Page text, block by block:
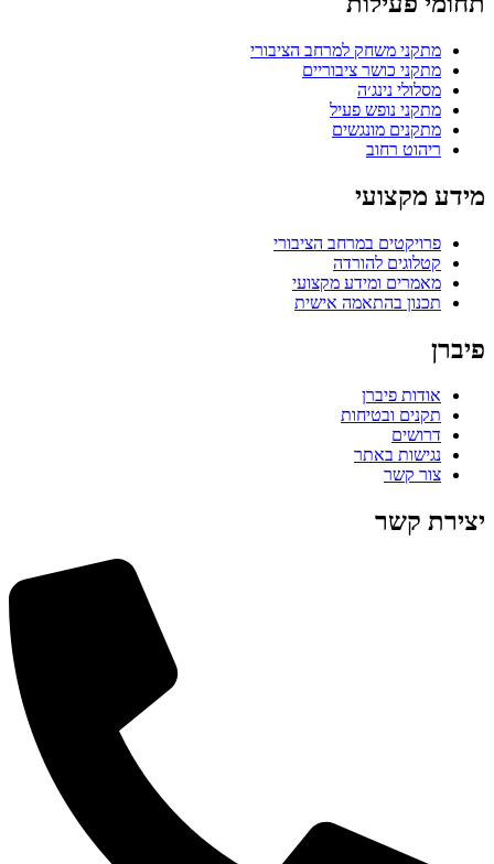
מתקני משחק למרחב הציבורי
מתקני כושר ציבוריים
מסלולי נינג׳ה
מתקני נופש פעיל
מתקנים מונגשים
ריהוט רחוב
מידע מקצועי
פרויקטים במרחב הציבורי
קטלוגים להורדה
מאמרים ומידע מקצועי
תכנון בהתאמה אישית
פיברן
אודות פיברן
תקנים ובטיחות
דרושים
נגישות באתר
צור קשר
יצירת קשר